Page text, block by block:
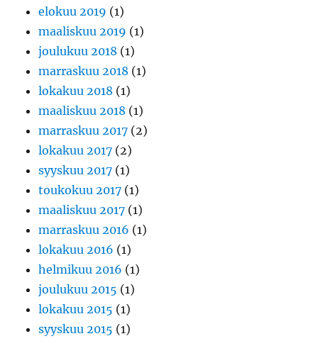
elokuu 2019 (1)
maaliskuu 2019 (1)
joulukuu 2018 (1)
marraskuu 2018 (1)
lokakuu 2018 (1)
maaliskuu 2018 (1)
marraskuu 2017 (2)
lokakuu 2017 (2)
syyskuu 2017 (1)
toukokuu 2017 (1)
maaliskuu 2017 (1)
marraskuu 2016 (1)
lokakuu 2016 (1)
helmikuu 2016 (1)
joulukuu 2015 (1)
lokakuu 2015 (1)
syyskuu 2015 (1)